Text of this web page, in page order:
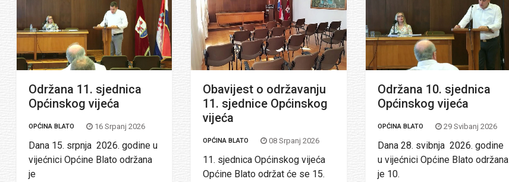
Održana 11. sjednica
Općinskog vijeća
OPĆINA BLATO 16 Srpanj 2026
Dana 15. srpnja 2026. godine u
vijećnici Općine Blato održana
je
Obavijest o održavanju
11. sjednice Općinskog
vijeća
OPĆINA BLATO 08 Srpanj 2026
11. sjednica Općinskog vijeća
Općine Blato održat će se 15.
Održana 10. sjednica
Općinskog vijeća
OPĆINA BLATO 29 Svibanj 2026
Dana 28. svibnja 2026. godine
u vijećnici Općine Blato održana
je 10.